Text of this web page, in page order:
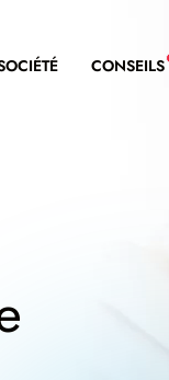
CONSEILS